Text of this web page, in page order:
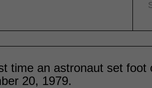
time an astronaut set foot
20, 1979.